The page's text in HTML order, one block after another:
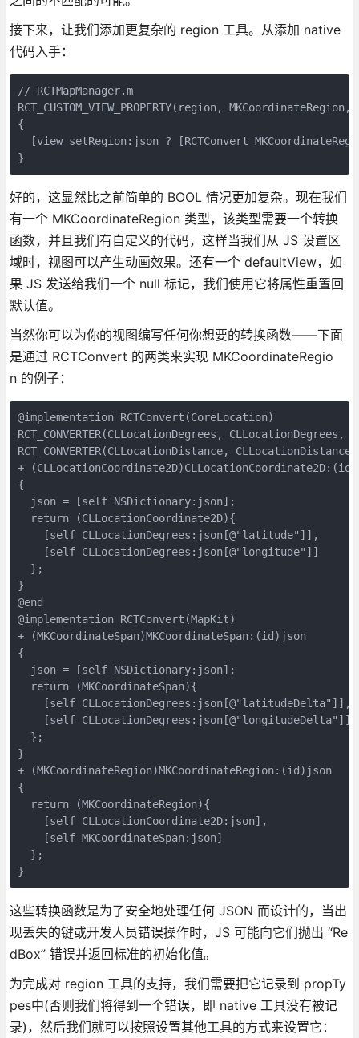
接下来，让我们添加更复杂的 region 工具。从添加 native
代码入手：
// RCTMapManager.m
RCT_CUSTOM_VIEW_PROPERTY(region, MKCoordinateRegion,
{
[view setRegion:json ? [RCTConvert
好的，这显然比之前简单的 BOOL 情况更加复杂。现在我们
有一个 MKCoordinateRegion 类型，该类型需要一个转换
函数，并且我们有自定义的代码，这样当我们从 JS 设置区
域时，视图可以产生动画效果。还有一个 defaultView，如
果 JS 发送给我们一个 null 标记，我们使用它将属性重置回
默认值。
当然你可以为你的视图编写任何你想要的转换函数——下面
是通过 RCTConvert 的两类来实现 MKCoordinateRegio
n 的例子：
@implementation RCTConvert(CoreLocation)
RCT_CONVERTER(CLLocationDegrees,
RCT_CONVERTER(CLLocationDistance,
+
{
  json = [self NSDictionary:json];
  return (CLLocationCoordinate2D){
    [self CLLocationDegrees:json[@"latitude"]],
    [self CLLocationDegrees:json[@"longitude"]]
  };
}
@end
@implementation RCTConvert(MapKit)
+ (MKCoordinateSpan)MKCoordinateSpan:(id)json
{
  json = [self NSDictionary:json];
  return (MKCoordinateSpan){
    [self CLLocationDegrees:json[@"latitudeDelta"]],
    [self CLLocationDegrees:json[@"longitudeDelta"]]
  };
}
+ (MKCoordinateRegion)MKCoordinateRegion:(id)json
{
  return (MKCoordinateRegion){
    [self CLLocationCoordinate2D:json],
    [self MKCoordinateSpan:json]
  };
这些转换函数是为了安全地处理任何 JSON 而设计的，当出
现丢失的键或开发人员错误操作时，JS 可能向它们抛出 “Re
dBox” 错误并返回标准的初始化值。
为完成对 region 工具的支持，我们需要把它记录到 propTy
pes中(否则我们将得到一个错误，即 native 工具没有被记
录)，然后我们就可以按照设置其他工具的方式来设置它：